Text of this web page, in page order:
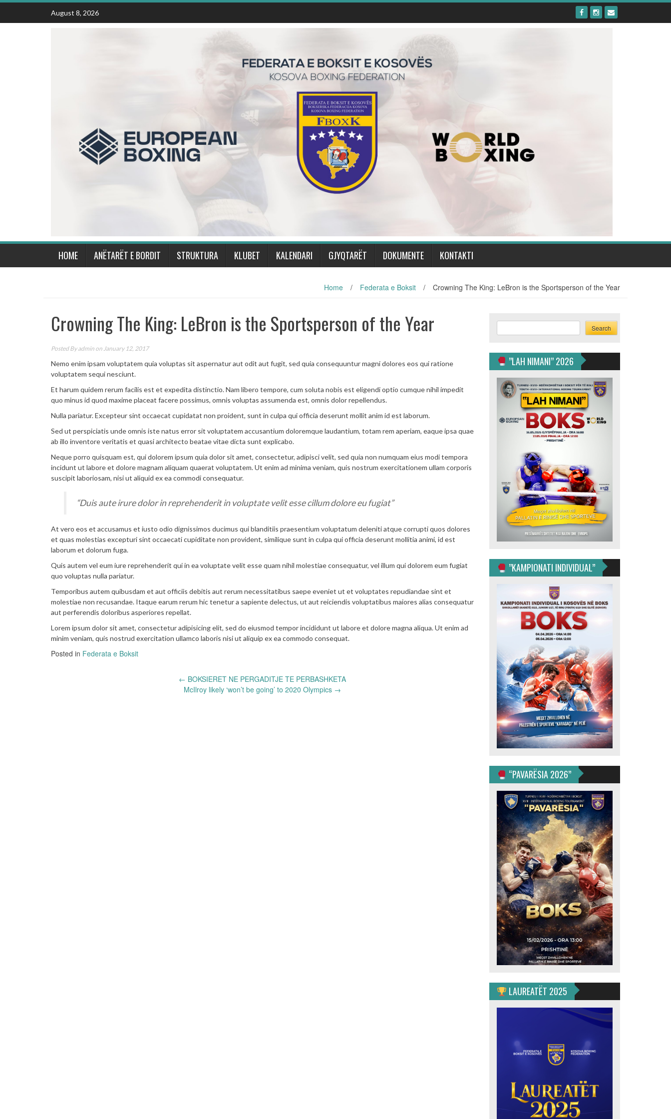
Skip
content
August 8, 2026
HOME ANËTARËT E BORDIT STRUKTURA KLUBET KALENDARI GJYQTARËT DOKUMENTE KONTAKTI
Home / Federata e Boksit / Crowning The King: LeBron is the Sportsperson of the Year
Crowning The King: LeBron is the Sportsperson of the Year
Posted Byadmin on January 12, 2017
Nemo enim ipsam voluptatem quia voluptas sit aspernatur aut odit aut fugit, sed quia consequuntur magni dolores eos qui ratione
voluptatem sequi nesciunt.
Et harum quidem rerum facilis est et expedita distinctio. Nam libero tempore, cum soluta nobis est eligendi optio cumque nihil impedit
quo minus id quod maxime placeat facere possimus, omnis voluptas assumenda est, omnis dolor repellendus.
Nulla pariatur. Excepteur sint occaecat cupidatat non proident, sunt in culpa qui officia deserunt mollit anim id est laborum.
Sed ut perspiciatis unde omnis iste natus error sit voluptatem accusantium doloremque laudantium, totam rem aperiam, eaque ipsa quae
ab illo inventore veritatis et quasi architecto beatae vitae dicta sunt explicabo.
Neque porro quisquam est, qui dolorem ipsum quia dolor sit amet, consectetur, adipisci velit, sed quia non numquam eius modi tempora
incidunt ut labore et dolore magnam aliquam quaerat voluptatem. Ut enim ad minima veniam, quis nostrum exercitationem ullam corporis
suscipit laboriosam, nisi ut aliquid ex ea commodi consequatur.
“Duis aute irure dolor in reprehenderit in voluptate velit esse cillum dolore eu fugiat”
At vero eos et accusamus et iusto odio dignissimos ducimus qui blanditiis praesentium voluptatum deleniti atque corrupti quos dolores
et quas molestias excepturi sint occaecati cupiditate non provident, similique sunt in culpa qui officia deserunt mollitia animi, id est
laborum et dolorum fuga.
Quis autem vel eum iure reprehenderit qui in ea voluptate velit esse quam nihil molestiae consequatur, vel illum qui dolorem eum fugiat
quo voluptas nulla pariatur.
Temporibus autem quibusdam et aut officiis debitis aut rerum necessitatibus saepe eveniet ut et voluptates repudiandae sint et
molestiae non recusandae. Itaque earum rerum hic tenetur a sapiente delectus, ut aut reiciendis voluptatibus maiores alias consequatur
aut perferendis doloribus asperiores repellat.
Lorem ipsum dolor sit amet, consectetur adipisicing elit, sed do eiusmod tempor incididunt ut labore et dolore magna aliqua. Ut enim ad
minim veniam, quis nostrud exercitation ullamco laboris nisi ut aliquip ex ea commodo consequat.
Posted in Federata e Boksit
← BOKSIERET NE PERGADITJE TE PERBASHKETA
McIlroy likely ‘won’t be going’ to 2020 Olympics →
Search Search
”LAH NIMANI” 2026
”KAMPIONATI INDIVIDUAL”
“PAVARËSIA 2026”
LAUREATËT 2025